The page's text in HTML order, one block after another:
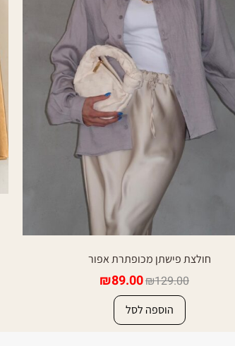
חולצת פישתן מכופתרת אפור
₪129.00
₪89.00
הוספה לסל